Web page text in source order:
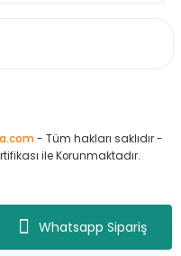
Whatsapp Sipariş
- Tüm hakları saklıdır -
ile Korunmaktadır.